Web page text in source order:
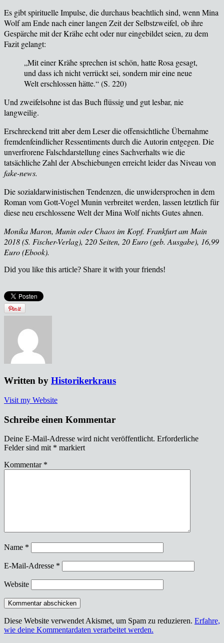
Es gibt spirituelle Impulse, die durchaus beachtlich sind, wenn Mina
Wolf am Ende nach einer langen Zeit der Selbstzweifel, ob ihre
Gespärche mit der Krähe echt oder nur eingebildet seien, zu dem
Fazit gelangt:
„Mit einer Krähe sprechen ist schön, hatte Rosa gesagt,
und dass ich nicht verrückt sei, sondern mir eine neue
Welt erschlossen hätte.“ (S. 220)
Und zweifelsohne ist das Buch flüssig und gut lesbar, nie
langweilig.
Erschreckend tritt aber dem Leser die offensichtlicheÜbernahme
fremdenfeindlicher Ressentiments durch die Autorin entgegen. Die
unverfrorene Falschdarstellung eines Sachverhalts wie die
tatsächliche Zahl der Abschiebungen erreicht leider das Niveau von
fake-news.
Die sozialdarwinistischen Tendenzen, die unwidersprochen in dem
Roman vom Gott-Vogel Munin verbreitet werden, lassen letztlich für
diese neu erschlossene Welt der Mina Wolf nichts Gutes ahnen.
Monika Maron, Munin oder Chaos im Kopf. Frankfurt am Main
2018 (S. Fischer-Verlag), 220 Seiten, 20 Euro (geb. Ausgabe), 16,99
Euro (Ebook).
Did you like this article? Share it with your friends!
Written by Historikerkraus
Visit my Website
Schreibe einen Kommentar
Deine E-Mail-Adresse wird nicht veröffentlicht. Erforderliche
Felder sind mit * markiert
Kommentar *
Name *
E-Mail-Adresse *
Website
Diese Website verwendet Akismet, um Spam zu reduzieren. Erfahre,
wie deine Kommentardaten verarbeitet werden.